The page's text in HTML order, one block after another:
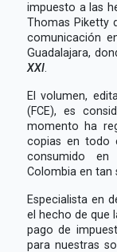
impuesto a las
Thomas Piketty
comunicación
Guadalajara,
XXI.
El volumen,
(FCE), es
momento ha
copias en todo
consumido en
Colombia en tan
Especialista en
el hecho de que
pago de
para nuestras